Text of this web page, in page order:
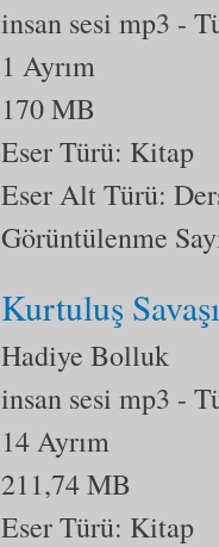
insan sesi mp3 -
1 Ayrım
170 MB
Eser Türü: Kitap
Eser Alt Türü:
Görüntülenme
Kurtuluş
Hadiye Bolluk
insan sesi mp3 -
14 Ayrım
211,74 MB
Eser Türü: Kitap